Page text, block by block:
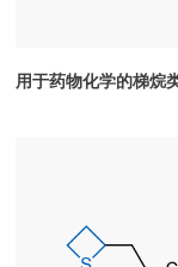
用于药物化学的梯烷